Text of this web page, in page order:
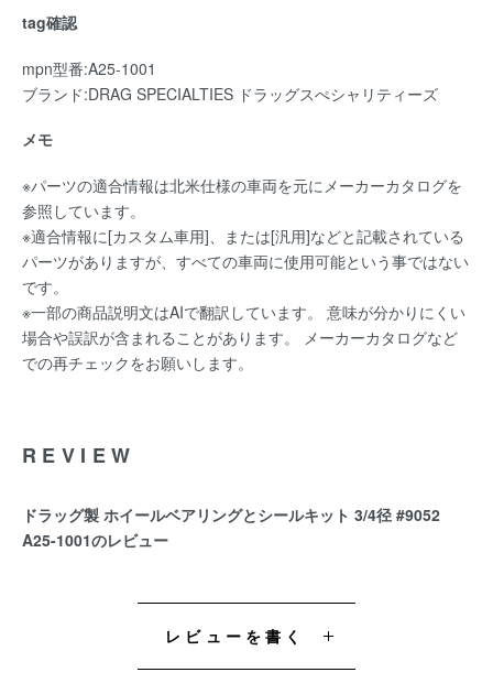
tag確認
mpn型番:A25-1001
ブランド:DRAG SPECIALTIES ドラッグスぺシャリティーズ
メモ
※パーツの適合情報は北米仕様の車両を元にメーカーカタログを
参照しています。
※適合情報に[カスタム車用]、または[汎用]などと記載されている
パーツがありますが、すべての車両に使用可能という事ではない
です。
※一部の商品説明文はAIで翻訳しています。 意味が分かりにくい
場合や誤訳が含まれることがあります。 メーカーカタログなど
での再チェックをお願いします。
REVIEW
ドラッグ製 ホイールベアリングとシールキット 3/4径 #9052
A25-1001のレビュー
レビューを書く